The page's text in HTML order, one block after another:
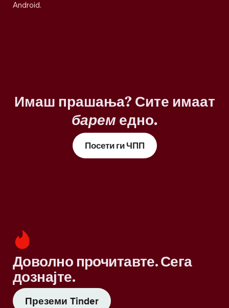
Android.
Имаш прашања? Сите имаат
барем едно.
Посети ги ЧПП
Доволно прочитавте. Сега
дознајте.
Преземи Tinder